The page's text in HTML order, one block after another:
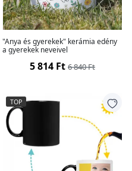
"Anya és gyerekek" kerámia edény
a gyerekek neveivel
5 814 Ft 6 840 Ft
TOP